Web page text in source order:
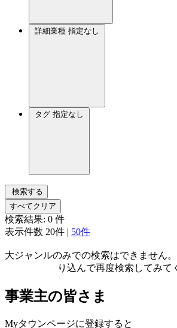
詳細業種 指定なし
タグ 指定なし
検索する
すべてクリア
検索結果: 0 件
表示件数 20件 | 50件
大ジャンルのみでの検索はできません
り込んで再度検索してみて
事業主の皆さま
Myタウンページに登録すると